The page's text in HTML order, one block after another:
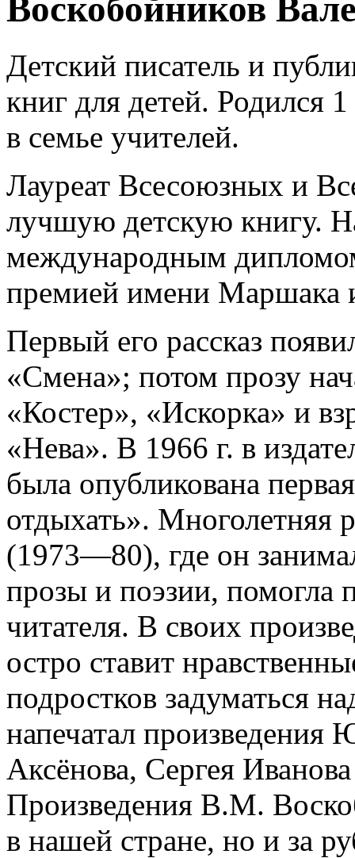
Воскобойников
Детский писатель и
книг для детей. Родился
в семье учителей.
Лауреат Всесоюзных и
лучшую детскую книгу.
международным
премией имени Маршака
Первый его рассказ
«Смена»; потом прозу
«Костер», «Искорка» и
«Нева». В 1966 г. в
была опубликована
отдыхать». Многолетняя
(1973—80), где он
прозы и поэзии, помогла
читателя. В своих
остро ставит
подростков задуматься
напечатал произведения
Аксёнова, Сергея
Произведения В.М.
в нашей стране, но и за